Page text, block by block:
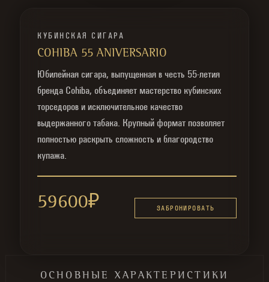
КУБИНСКАЯ СИГАРА
COHIBA 55 ANIVERSARIO
Юбилейная сигара, выпущенная в честь 55-летия
бренда Cohiba, объединяет мастерство кубинских
торседоров и исключительное качество
выдержанного табака. Крупный формат позволяет
полностью раскрыть сложность и благородство
купажа.
59600₽ ЗАБРОНИРОВАТЬ
ОСНОВНЫЕ ХАРАКТЕРИСТИКИ